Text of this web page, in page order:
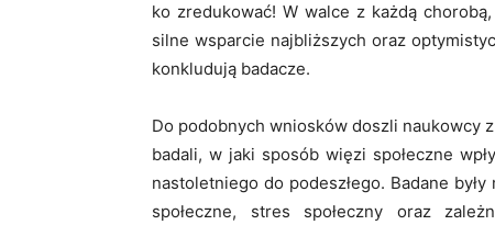
ko zredukować! W walce z każdą
silne wsparcie najbliższych oraz
konkludują badacze.
Do podobnych wniosków doszli naukowcy
badali, w jaki sposób więzi społeczne
nastoletniego do podeszłego. Badane
społeczne, stres społeczny oraz